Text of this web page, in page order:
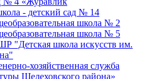
- детский сад № 14
школа № 2
школа № 5
школа искусств им.
хозяйственная служба
Шелеховского района»